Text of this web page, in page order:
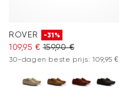
ROVER -31%
109,95 € 159,90 €
30-dagen beste prijs: 109,95 €